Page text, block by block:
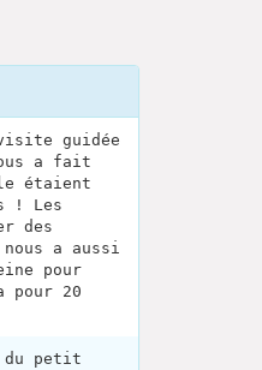
guidée
a fait
étaient
! Les
des
a aussi
pour
pour 20
du petit